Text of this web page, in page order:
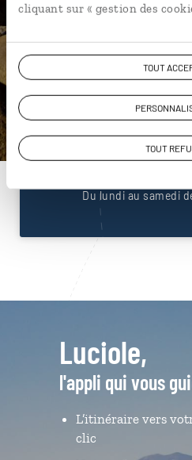
cliquant sur « gestion des
TOUT
TOUT
DEMANDER
ou
Construisez votre voyage
01 86
Du lundi au samedi
Luciole,
l'appli qui vous
L’itinéraire vers
clic